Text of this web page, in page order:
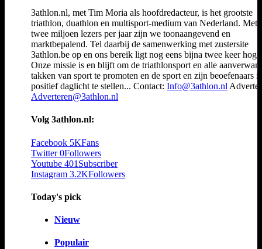
3athlon.nl, met Tim Moria als hoofdredacteur, is het grootste
triathlon, duathlon en multisport-medium van Nederland. Met
twee miljoen lezers per jaar zijn we toonaangevend en
marktbepalend. Tel daarbij de samenwerking met zustersite
3athlon.be op en ons bereik ligt nog eens bijna twee keer
Onze missie is en blijft om de triathlonsport en alle
takken van sport te promoten en de sport en zijn beoefenaars
positief daglicht te stellen... Contact: Info@3athlon.nl
Adverteren@3athlon.nl
Volg 3athlon.nl:
Facebook 5KFans
Twitter 0Followers
Youtube 401 Subscriber
Instagram 3.2KFollowers
Today's pick
Nieuw
Populair